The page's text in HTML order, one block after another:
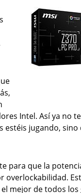
Intel. Así ya no
estéis jugando,
para que la
mejor de todos los